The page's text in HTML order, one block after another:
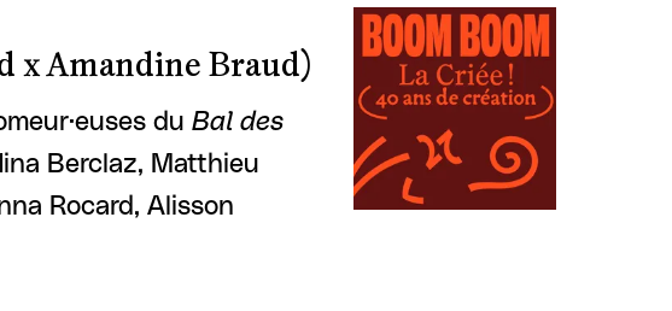
x Amandine Braud)
du Bal des
Berclaz, Matthieu
Rocard, Alisson